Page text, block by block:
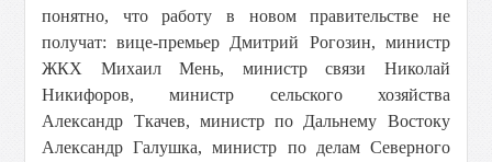
понятно, что работу в новом правительстве не
получат: вице-премьер Дмитрий Рогозин, министр
ЖКХ Михаил Мень, министр связи Николай
Никифоров, министр сельского хозяйства
Александр Ткачев, министр по Дальнему Востоку
Александр Галушка, министр по делам Северного